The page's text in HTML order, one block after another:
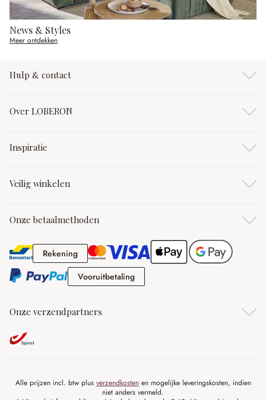
News & Styles
Meer ontdekken
Hulp & contact
Over LOBERON
Inspiratie
Veilig winkelen
Onze betaalmethoden
RekeningRekening
VooruitbetalingVooruitbetaling
Onze verzendpartners
Alle prijzen incl. btw plus verzendkostenen mogelijke leveringskosten, indien
niet anders vermeld.